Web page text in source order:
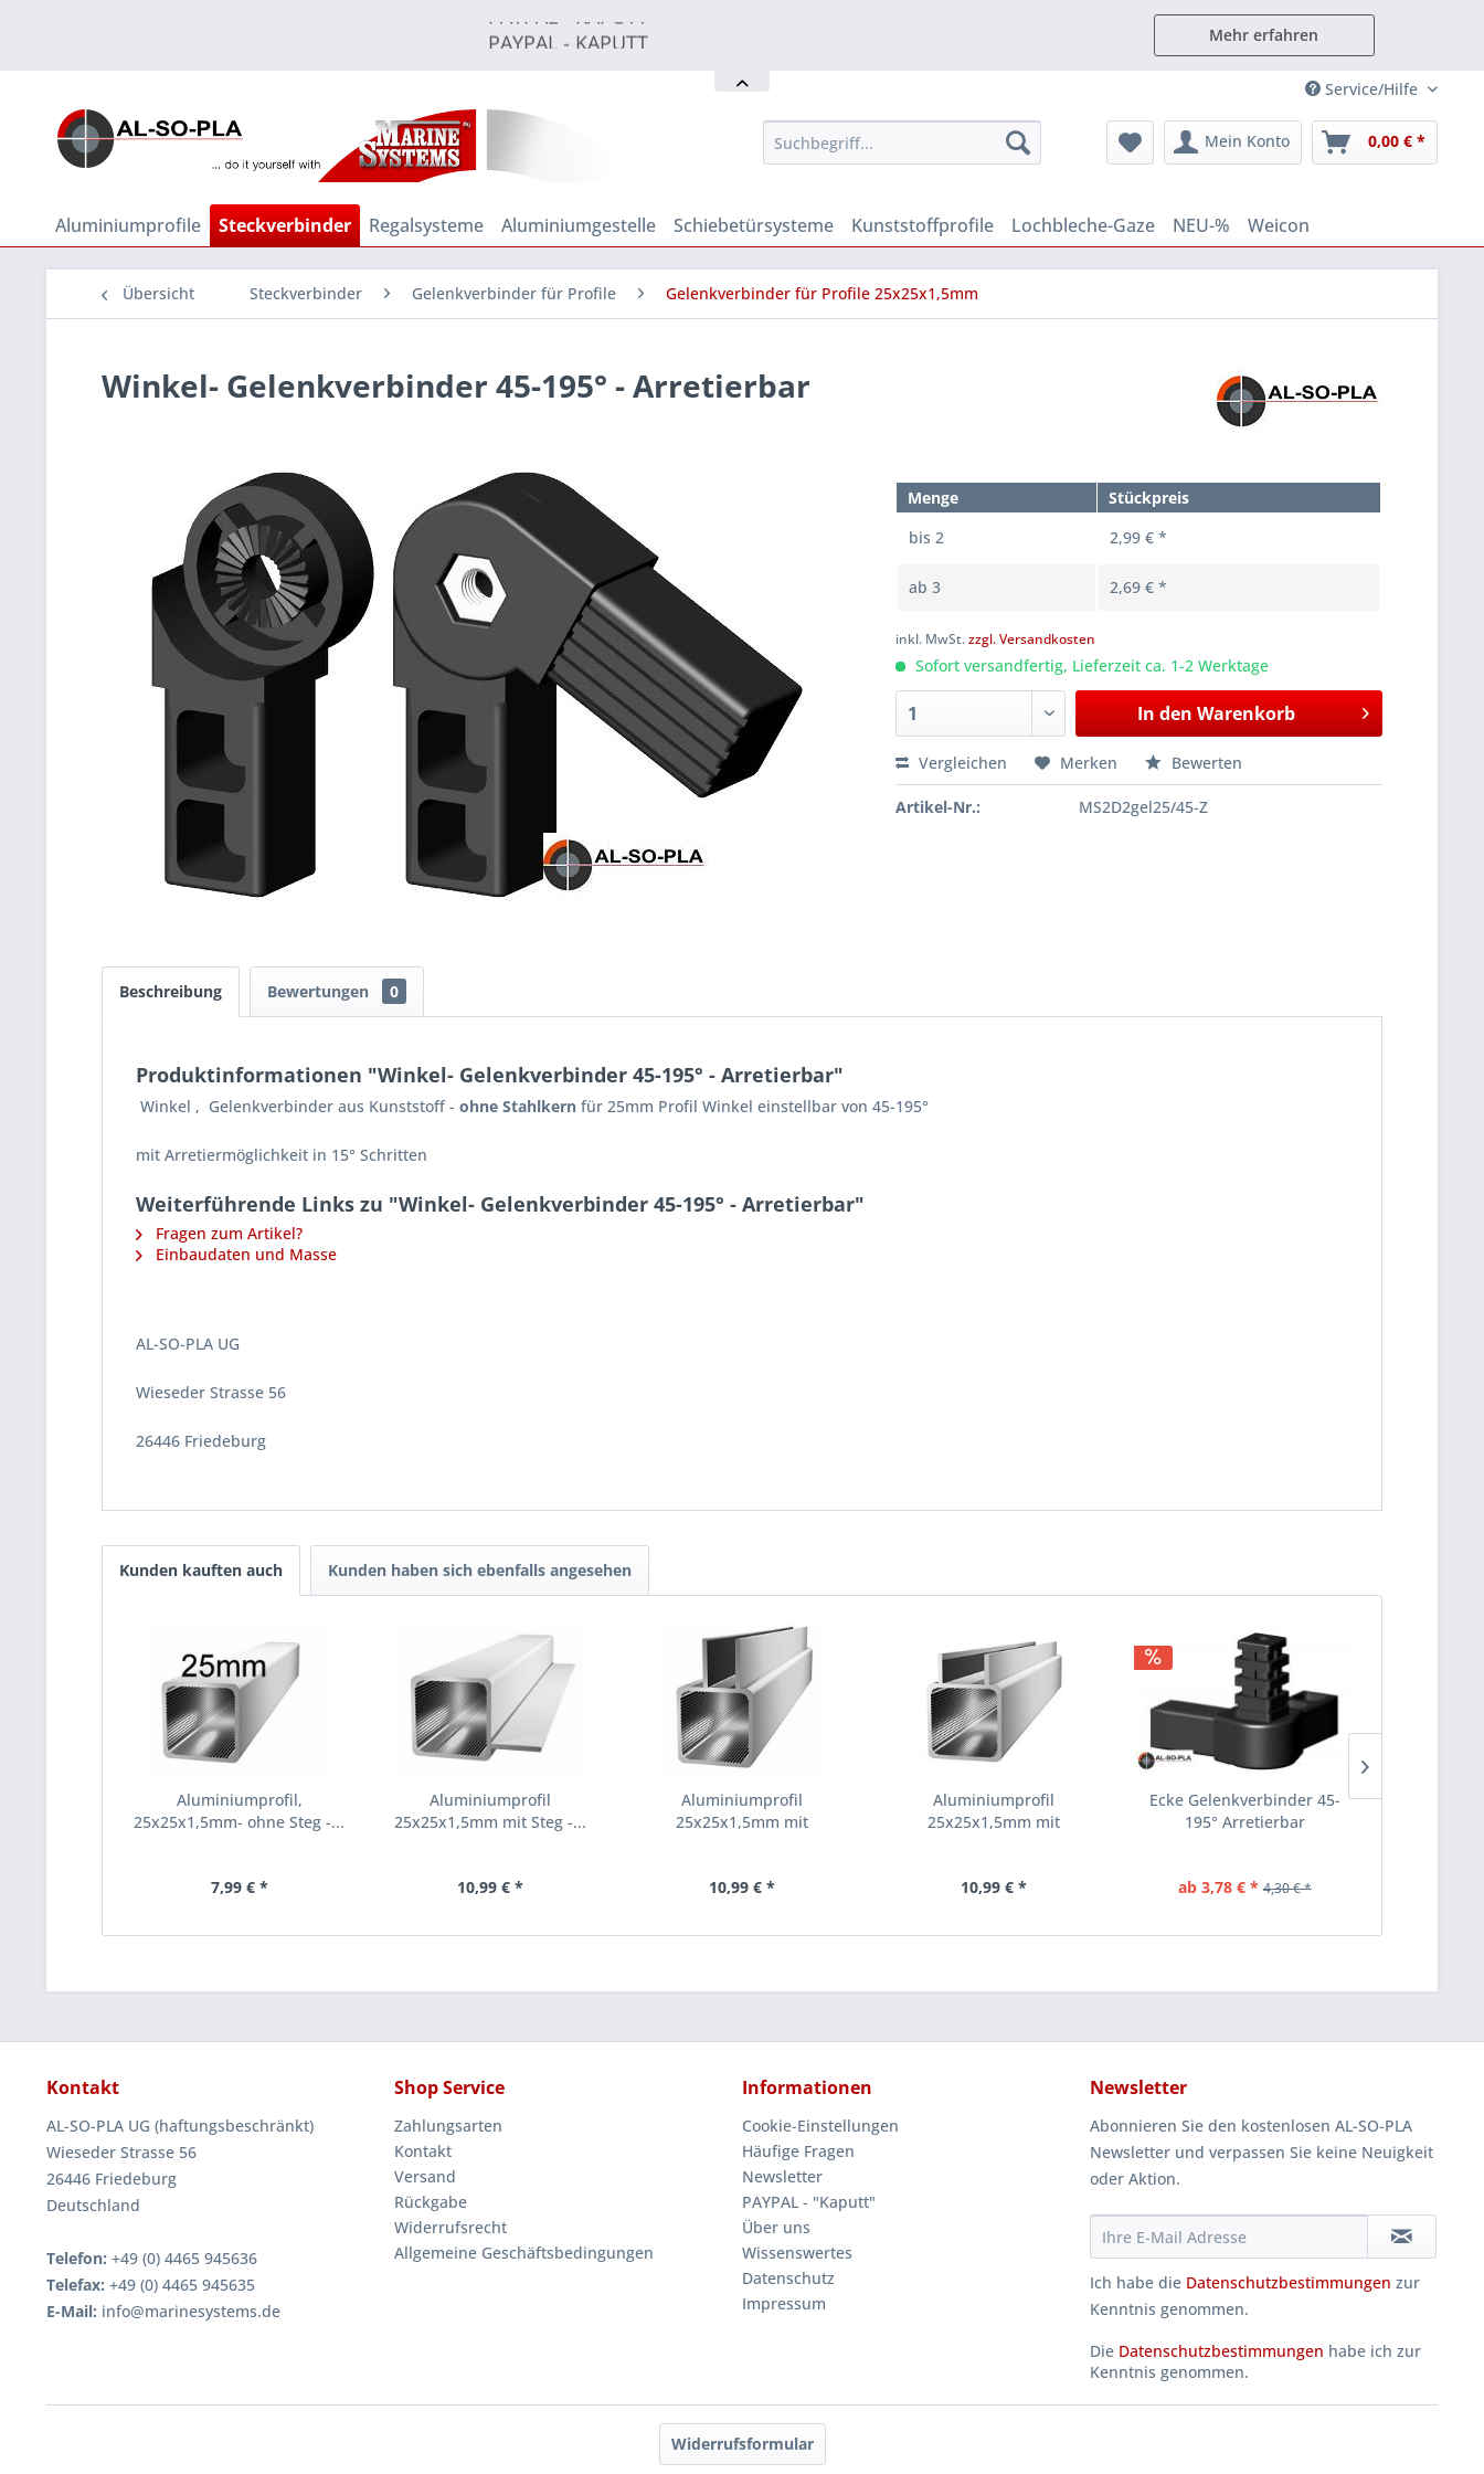
PAYPAL - KAPUTT
Mehr erfahren
Service/Hilfe
Mein Konto 0,00 € *
Aluminiumprofile Steckverbinder Regalsysteme Aluminiumgestelle Schiebetürsysteme Kunststoffprofile Lochbleche-Gaze NEU-% Weicon
Übersicht Steckverbinder Gelenkverbinder für Profile Gelenkverbinder für Profile 25x25x1,5mm
Winkel- Gelenkverbinder 45-195° - Arretierbar
Menge
Stückpreis
bis2 2,99 € *
ab3 2,69 € *
inkl. MwSt.zzgl. Versandkosten
Sofort versandfertig, Lieferzeit ca. 1-2 Werktage
In den Warenkorb
Vergleichen Merken Bewerten
Artikel-Nr.: MS2D2gel25/45-Z
Beschreibung Bewertungen 0
Produktinformationen "Winkel- Gelenkverbinder 45-195° - Arretierbar"
Winkel , Gelenkverbinder aus Kunststoff - ohne Stahlkern für 25mm Profil Winkel einstellbar von 45-195°
mit Arretiermöglichkeit in 15° Schritten
Weiterführende Links zu "Winkel- Gelenkverbinder 45-195° - Arretierbar"
Fragen zum Artikel?
Einbaudaten und Masse
AL-SO-PLA UG
Wieseder Strasse 56
26446 Friedeburg
Kunden kauften auch Kunden haben sich ebenfalls angesehen
Aluminiumprofil,
25x25x1,5mm- ohne Steg -...
7,99 € *
Aluminiumprofil
25x25x1,5mm mit Steg -...
10,99 € *
Aluminiumprofil
25x25x1,5mm mit
10,99 € *
Aluminiumprofil
25x25x1,5mm mit
10,99 € *
Ecke Gelenkverbinder 45-
195° Arretierbar
ab 3,78 € * 4,30 € *
Kontakt
AL-SO-PLA UG (haftungsbeschränkt)
Wieseder Strasse 56
26446 Friedeburg
Deutschland
Telefon: +49 (0) 4465 945636
Telefax: +49 (0) 4465 945635
E-Mail: info@marinesystems.de
Shop Service
Zahlungsarten
Kontakt
Versand
Rückgabe
Widerrufsrecht
Allgemeine Geschäftsbedingungen
Informationen
Cookie-Einstellungen
Häufige Fragen
Newsletter
PAYPAL - "Kaputt"
Über uns
Wissenswertes
Datenschutz
Impressum
Newsletter
Abonnieren Sie den kostenlosen AL-SO-PLA
Newsletter und verpassen Sie keine Neuigkeit
oder Aktion.
Ich habe die Datenschutzbestimmungen zur
Kenntnis genommen.
Die Datenschutzbestimmungen habe ich zur
Kenntnis genommen.
Widerrufsformular